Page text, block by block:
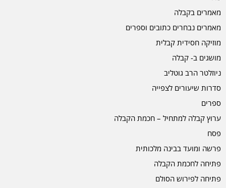
מאמרים בקבלה
מאמרים נבחרים כתובים וספרים
מוזיקה חסידית קבלית
מושגים ב- קבלה
ניוזלטר הרב גוטליב
סדרות שיעורים לצפייה
ספרים
ערוץ קבלה למתחיל – חכמת הקבלה
פסח
פרשה ומועד בבינה מלכותית
פתיחה לחכמת הקבלה
פתיחה לפירוש הסולם